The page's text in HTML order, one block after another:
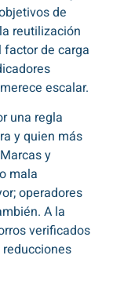
de
reutilización
factor de carga
escalar.
una regla
y quien más
y
mala
operadores
A la
verificados